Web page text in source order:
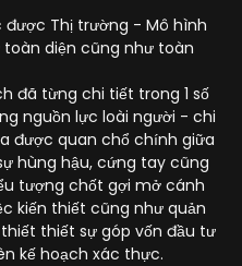
đã từng chi tiết trong 1 số
nguồn lực loài người - chi
được quan chổ chính giữa
hùng hậu, cứng tay cũng
tượng chốt gợi mở cánh
kiến thiết cũng như quản
thiết sự góp vốn đầu tư
kế hoạch xác thực.